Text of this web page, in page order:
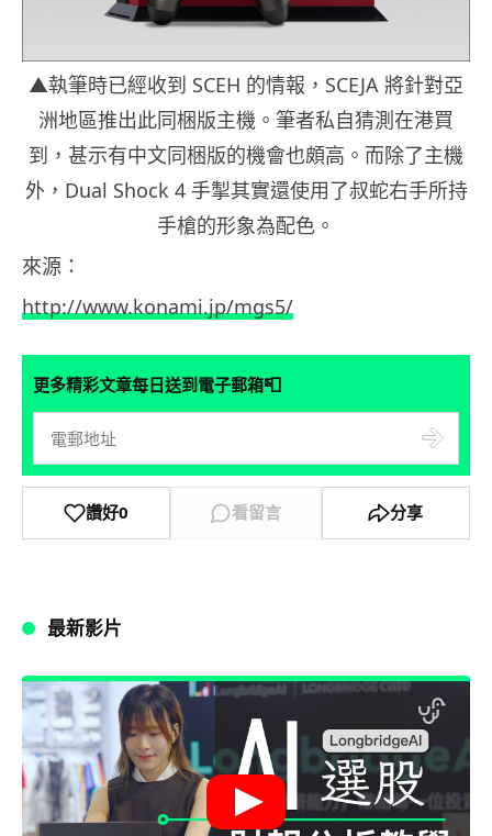
▲執筆時已經收到 SCEH 的情報，SCEJA 將針對亞
洲地區推出此同梱版主機。筆者私自猜測在港買
到，甚示有中文同梱版的機會也頗高。而除了主機
外，Dual Shock 4 手掣其實還使用了叔蛇右手所持
手槍的形象為配色。
來源：
http://www.konami.jp/mgs5/
更多精彩文章每日送到電子郵箱📮
讚好0 看留言 分享
最新影片